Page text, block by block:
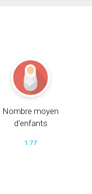
Nombre moyen
d'enfants
1.77